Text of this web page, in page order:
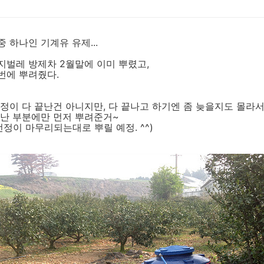
하나인 기계유 유제...
벌레 방제차 2월말에 이미 뿌렸고,
에 뿌려줬다.
이 다 끝난건 아니지만, 다 끝나고 하기엔 좀 늦을지도 몰라
부분에만 먼저 뿌려준거~
이 마무리되는대로 뿌릴 예정. ^^)